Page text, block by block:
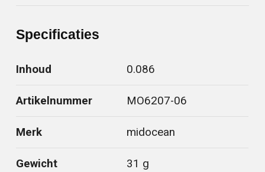
Specificaties
Inhoud 0.086
Artikelnummer MO6207-06
Merk midocean
Gewicht 31 g